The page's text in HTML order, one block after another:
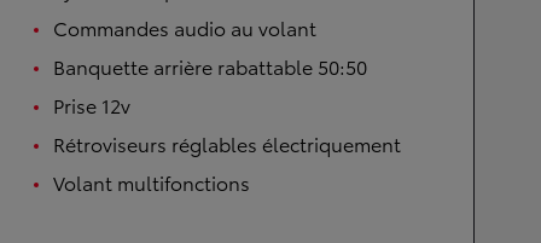
Commandes audio au volant
Banquette arrière rabattable 50:50
Prise 12v
Rétroviseurs réglables électriquement
Volant multifonctions